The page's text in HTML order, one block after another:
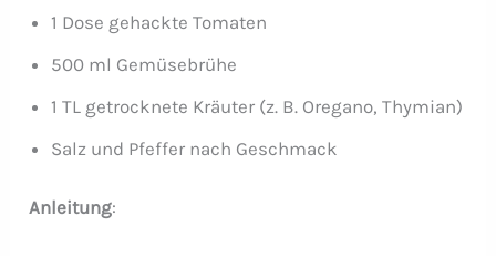
1 Dose gehackte Tomaten
500 ml Gemüsebrühe
1 TL getrocknete Kräuter (z. B. Oregano, Thymian)
Salz und Pfeffer nach Geschmack
Anleitung: